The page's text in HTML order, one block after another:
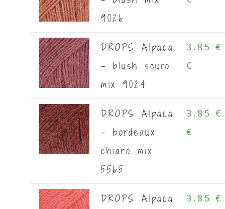
9026
DROPS Alpaca
- blush scuro
mix 9024
3.85 €
€
DROPS Alpaca
- bordeaux
chiaro mix
5565
3.85 €
€
DROPS Alpaca
3.85 €